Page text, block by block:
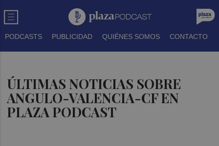
PODCASTS PUBLICIDAD QUIÉNES SOMOS CONTACTO
ÚLTIMAS NOTICIAS SOBRE
ANGULO-VALENCIA-CF EN
PLAZA PODCAST